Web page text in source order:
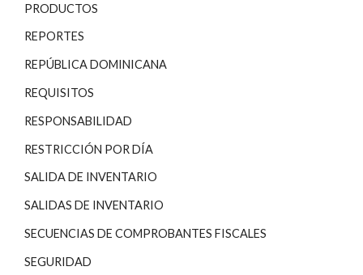
PRODUCTOS
REPORTES
REPÚBLICA DOMINICANA
REQUISITOS
RESPONSABILIDAD
RESTRICCIÓN POR DÍA
SALIDA DE INVENTARIO
SALIDAS DE INVENTARIO
SECUENCIAS DE COMPROBANTES FISCALES
SEGURIDAD